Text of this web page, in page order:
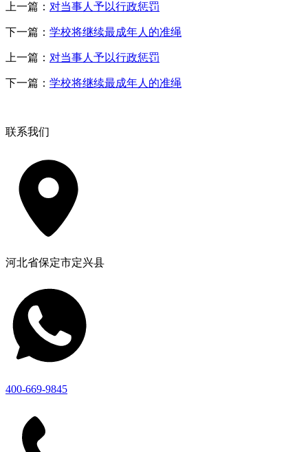
上一篇： 对当事人予以行政惩罚
下一篇： 学校将继续最成年人的准绳
上一篇： 对当事人予以行政惩罚
下一篇： 学校将继续最成年人的准绳
联系我们
河北省保定市定兴县
400-669-9845